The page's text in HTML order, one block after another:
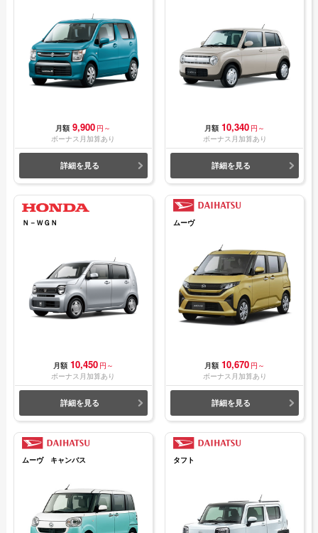
月額 9,900 円～
ボーナス月加算あり
詳細を見る
月額 10,340 円～
ボーナス月加算あり
詳細を見る
Ｎ－ＷＧＮ
月額 10,450 円～
ボーナス月加算あり
詳細を見る
ムーヴ
月額 10,670 円～
ボーナス月加算あり
詳細を見る
ムーヴ キャンバス タフト